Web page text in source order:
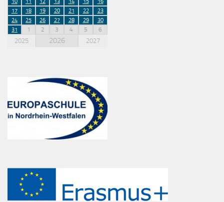
17
18 19 20 21 22
23
24
25 26 27 28 29
30
31
1 2 3 4 5 6
2025 2026 2027